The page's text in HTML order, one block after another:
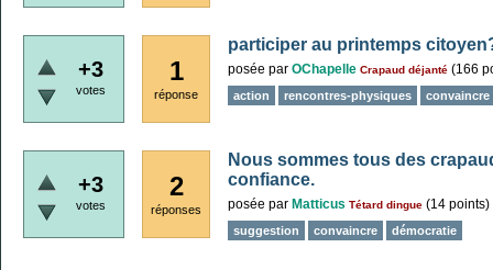
+3
votes
1
réponse
participer au printemps
posée par OChapelle Crapaud déjanté (166
action rencontres-physiques convaincre
+3
votes
2
réponses
Nous sommes tous des
confiance.
posée par Matticus Tétard dingue (14 points)
suggestion convaincre démocratie